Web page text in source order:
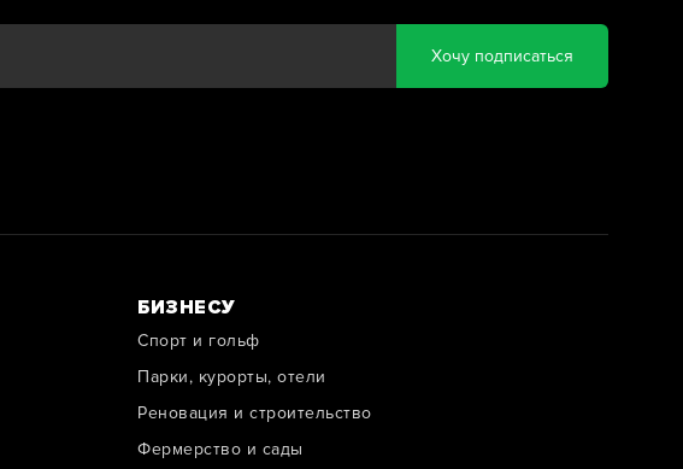
Хочу подписаться
БИЗНЕСУ
Спорт и гольф
Парки, курорты, отели
Реновация и строительство
Фермерство и сады